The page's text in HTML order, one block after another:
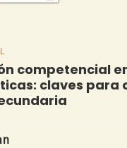
competencial
claves para